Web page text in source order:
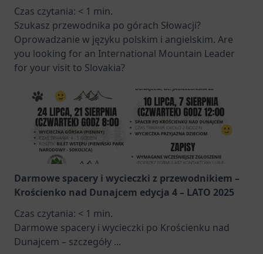
Czas czytania: < 1 min.
Szukasz przewodnika po górach Słowacji?
Oprowadzanie w języku polskim i angielskim. Are
you looking for an International Mountain Leader
for your visit to Slovakia?
Darmowe spacery i wycieczki z przewodnikiem –
Krościenko nad Dunajcem edycja 4 – LATO 2025
Czas czytania: < 1 min.
Darmowe spacery i wycieczki po Krościenku nad
Dunajcem – szczegóły ...